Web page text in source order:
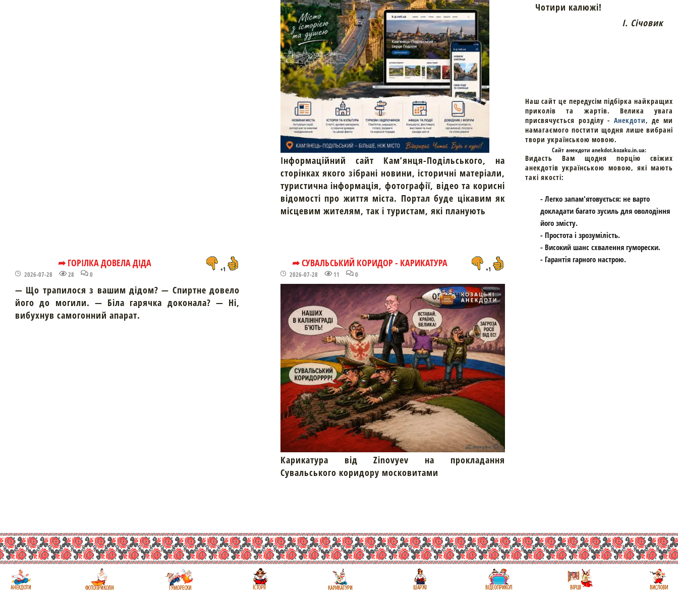
Інформаційний сайт Кам’янця-Подільського, на
сторінках якого зібрані новини, історичні матеріали,
туристична інформація, фотографії, відео та корисні
відомості про життя міста. Портал буде цікавим як
місцевим жителям, так і туристам, які планують
➦ ГОРІЛКА ДОВЕЛА ДІДА
2026-07-28 28 0
+1
— Що трапилося з вашим дідом? — Спиртне довело
його до могили. — Біла гарячка доконала? — Ні,
вибухнув самогонний апарат.
➦ СУВАЛЬСЬКИЙ КОРИДОР - КАРИКАТУРА
2026-07-28 11 0
+1
Карикатура від Zinovyev на прокладання
Сувальського коридору московитами
Чотири калюжі!
І. Січовик
Наш сайт це передусім підбірка найкращих
приколів та жартів. Велика увага
присвячується розділу - Анекдоти, де ми
намагаємого постити щодня лише вибрані
твори українською мовою.
Cайт анекдоти anekdot.kozaku.in.ua:
Видасть Вам щодня порцію свіжих
анекдотів українською мовою, які мають
такі якості:
- Легко запам'ятовується: не варто
докладати багато зусиль для оволодіння
його змісту.
- Простота і зрозумілість.
- Високий шанс схвалення гуморески.
- Гарантія гарного настрою.